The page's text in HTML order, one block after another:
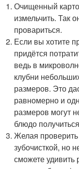
Очищенный
измельчить. Так
провариться.
Если вы хотите
придётся
ведь в
клубни
размеров. Это
равномерно и
размеров могут
блюдо
Желая проверить
зубочисткой, но
сможете удивить